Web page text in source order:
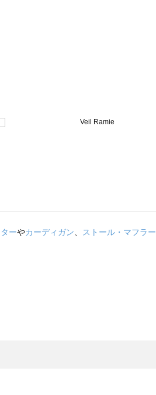
ーやカーディガン、 ストール・マフラー